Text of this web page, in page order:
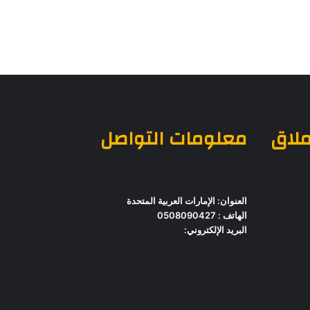
معلومات التواصل
العنوان: الإمارات العربية المتحدة
الهاتف : 0508090427
البريد الإلكتروني: